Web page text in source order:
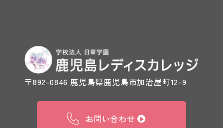
〒892-0846 鹿児島県鹿児島市加治屋町12-9
お問い合わせ